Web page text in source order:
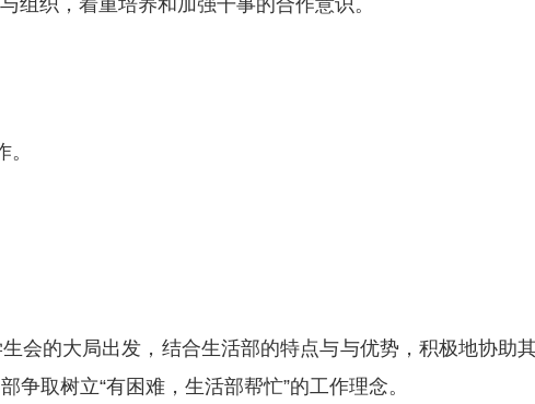
组织，着重培养和加强干事的合作意识。
会的大局出发，结合生活部的特点与与优势，积极地协助
取树立“有困难，生活部帮忙”的工作理念。